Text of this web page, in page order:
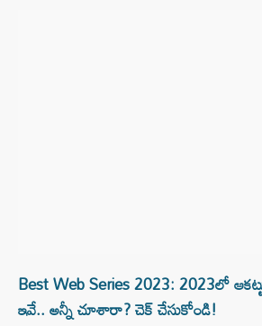
Best Web Series 2023: 2023లో
ఇవే.. అన్నీ చూశారా? చెక్ చేసుకోండి!